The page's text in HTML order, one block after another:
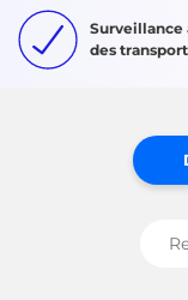
Surveillance
des